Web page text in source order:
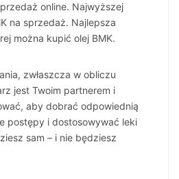
online. Najwyższej
na sprzedaż. Najlepsza
można kupić olej BMK.
zwłaszcza w obliczu
jest Twoim partnerem i
aby dobrać odpowiednią
postępy i dostosowywać leki
sam – i nie będziesz